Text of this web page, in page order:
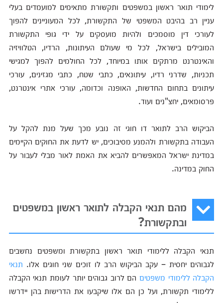
לימודי תואר ראשון במשפטים ותקשורת מתאימים למועמדים בעלי
עניין רב בהיבט המשפטי של התקשורת, לכל המעוניינים להפוך
לעורכי דין מוסמכים ולהיות מועסקים על ידי גופי התקשורת
המובילים בישראל, לכל מי שעולם העיתונות, הרדיו, הטלוויזיה
והאינטרנט מרתקים אותו במיוחד, לכל החולמים להפוך למגישי
תכניות, שדרני רדיו, עיתונאים, כתבי שטח, כתבי מגזינים, עורכי
עיתונים בתחום החדשות, האופנה וכדומה, עורכי אתרי אינטרנט,
פרסומאים, יחצ"נים ועוד.
הביקוש הרב לתואר דו חוגי זה נובע מכך שעל מנת להקל על
העבודה בתקשורת ולהמנע מסיבוכים, יש לדעת את החוקים הקיימים
במדינת ישראל המאפשרים להביא את האמת לאור מבלי לעבור על
החוק במדינה.
מהם תנאי הקבלה לתואר ראשון במשפטים
ובתקשורת?
תנאי הקבלה ללימודי תואר ראשון בתקשורת ומשפטים נחשבים
לגבוהים יחסית – עקב הביקוש הרב לו זוכים שני חוגים אלו. תנאי
הקבלה ללימודי משפטים הם לרוב גבוהים יותר לעומת תנאי הקבלה
ללימודי תקשורת, ועל כן הם אלו שיקבעו את הדרישות בהן יידרשו